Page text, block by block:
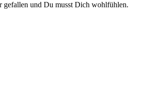
gefallen und Du musst Dich wohlfühlen.